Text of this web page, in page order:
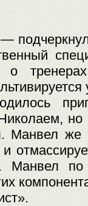
но
Манвел же
Манвел